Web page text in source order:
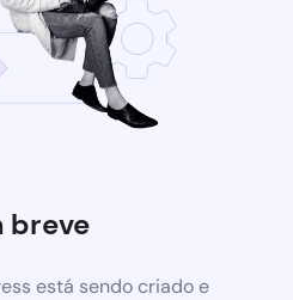
breve
está sendo criado e